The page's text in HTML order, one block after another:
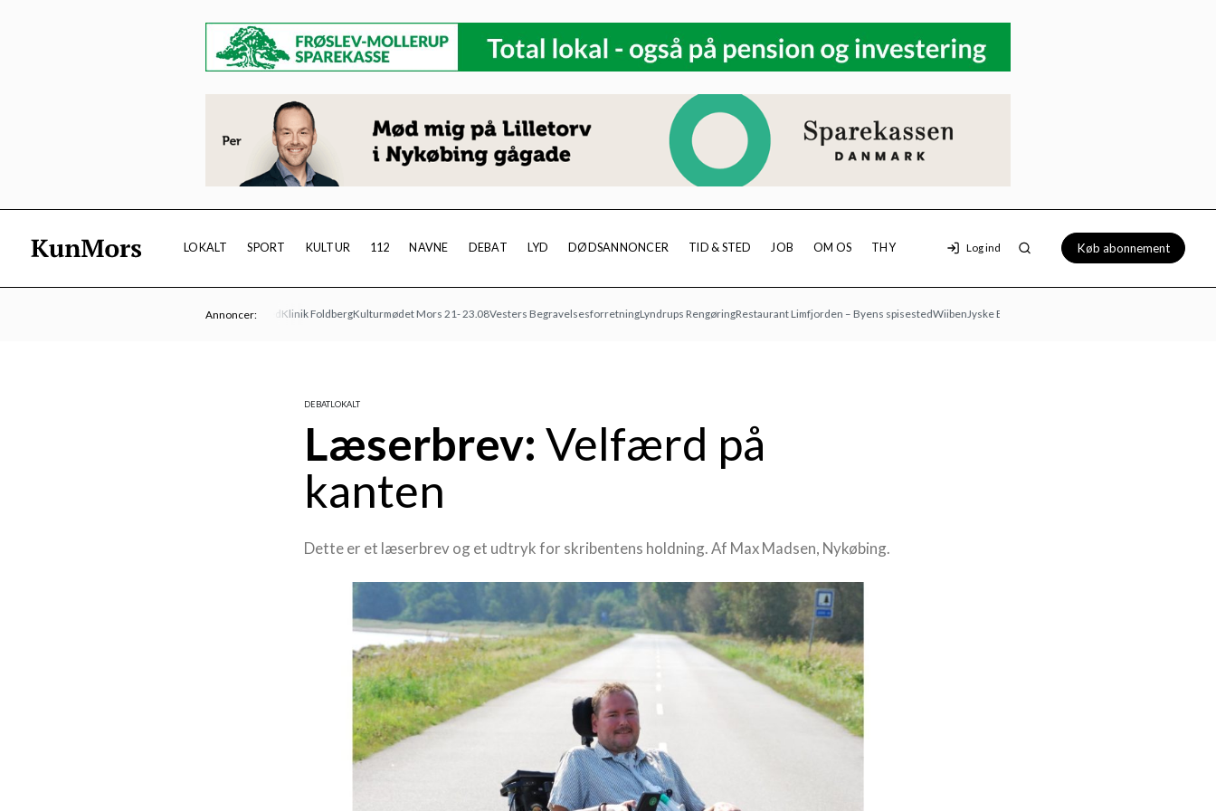
LOKALT SPORT KULTUR 112 NAVNE DEBAT LYD DØDSANNONCER TID & STED JOB OM OS THY Log ind Køb abonnement
Annoncer:
Øens AutoværkstedKlinik FoldbergKulturmødet Mors 21- 23.08Vesters BegravelsesforretningLyndrups RengøringRestaurant Limfjorden – Byens spisestedWiibenJyske BankLoppemarked hos Morsø Dyrehandel: 9/8 kl.
DEBATLOKALT
Læserbrev: Velfærd på
kanten
Dette er et læserbrev og et udtryk for skribentens holdning. Af Max Madsen, Nykøbing.